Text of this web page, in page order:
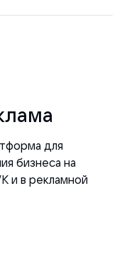
для
бизнеса на
и в рекламной